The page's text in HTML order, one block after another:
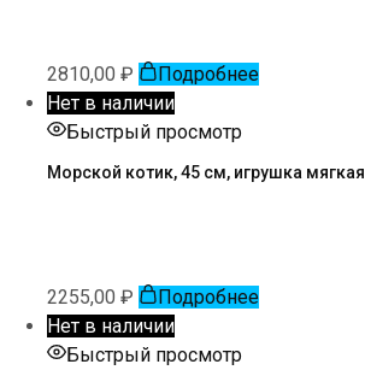
2810,00 ₽
Подробнее
Нет в наличии
Быстрый просмотр
Морской котик, 45 см, игрушка мягкая
2255,00 ₽
Подробнее
Нет в наличии
Быстрый просмотр